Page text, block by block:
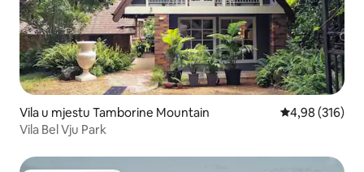
Vila u mjestu Tamborine Mountain prosječna
4,98 (316)
Vila Bel Vju Park